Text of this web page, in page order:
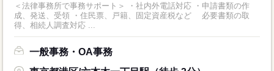
＜法律事務所で事務サポート＞ ・社内外電話対応 ・申請書類の作
成、発送、受領 ・住民票、戸籍、固定資産税など 必要書類の取
得、相続人調査対応 ...
一般事務・OA事務